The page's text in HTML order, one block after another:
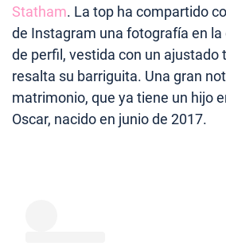
Statham. La top ha compartido
de Instagram una fotografía en la
de perfil, vestida con un ajustado
resalta su barriguita. Una gran
matrimonio, que ya tiene un hijo
Oscar, nacido en junio de 2017.